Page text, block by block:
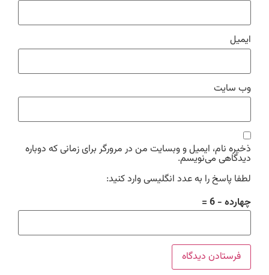
ایمیل
وب‌ سایت
ذخیره نام، ایمیل و وبسایت من در مرورگر برای زمانی که دوباره
دیدگاهی می‌نویسم.
لطفا پاسخ را به عدد انگلیسی وارد کنید:
چهارده − 6 =